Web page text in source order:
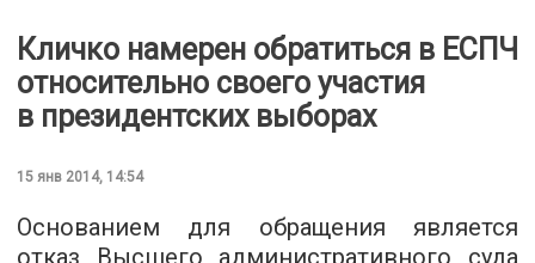
Кличко намерен обратиться в ЕСПЧ
относительно своего участия
в президентских выборах
15 янв 2014, 14:54
Основанием для обращения является
отказ Высшего административного суда